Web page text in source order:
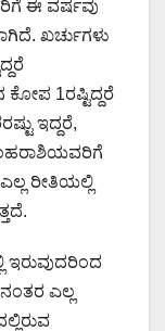
ಈ ವರ್ಷವು
ಖರ್ಚುಗಳು
ಕೋಪ 1ರಷ್ಟಿದ್ದರೆ
ಇದ್ದರೆ,
ರೀತಿಯಲ್ಲಿ
ಇರುವುದರಿಂದ
ಎಲ್ಲ